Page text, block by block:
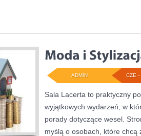
CZE -
ADMIN
Sala Lacerta to praktyczny
wyjątkowych wydarzeń, w
porady dotyczące wesel.
myślą o osobach, które chcą